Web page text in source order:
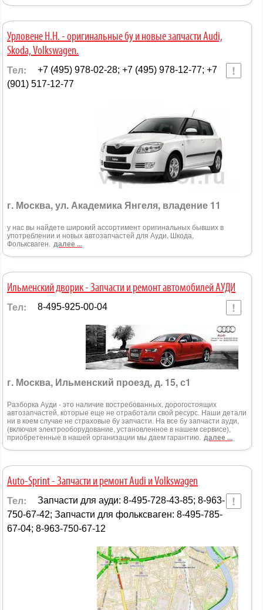
Урловене Н.Н. - оригинальные бу и новые запчасти Audi,
Skoda, Volkswagen.
Тел:
+7 (495) 978-02-28; +7 (495) 978-12-77; +7
(901) 517-12-77
г. Москва, ул. Академика Янгеля, владение 11
у нас вы найдете широкий ассортимент оригинальных бывших в
употреблении и новых автозапчастей для Ауди, Шкода,
Фольксваген. далее ...
Ильменский дворик - Запчасти и ремонт автомобилей АУДИ
Тел: 8-495-925-00-04
г. Москва, Ильменский проезд, д. 15, с1
Разборка Ауди - это наличие востребованных, дорогостоящих
автозапчастей, которые еще не отработали свой ресурс. Наши детали
ни в коем случае не страховые бу запчасти. На все бу запчасти ауди,
(включая электрооборудование, установленное в нашем сервисе),
приобретенные в нашей организации мы даем гарантию. далее ...
Auto-Sprint - Запчасти и ремонт Audi и Volkswagen
Тел:
Запчасти для ауди: 8-495-728-43-85; 8-963-
750-67-42; Запчасти для фольксваген: 8-495-785-
67-04; 8-963-750-67-12